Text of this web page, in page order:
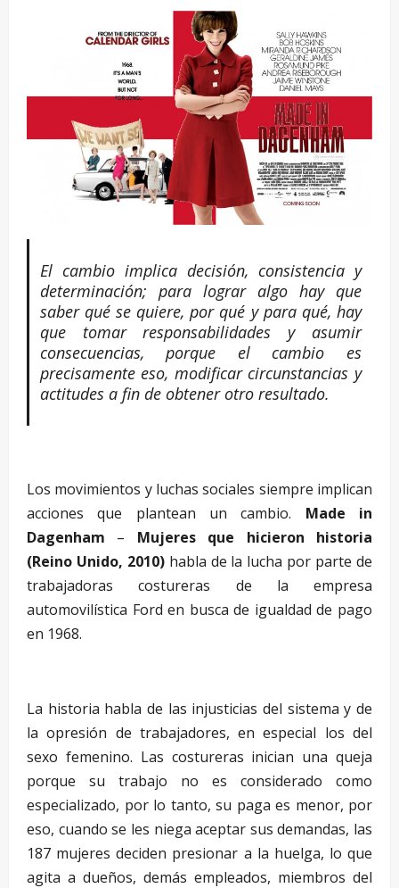
El cambio implica decisión, consistencia y
determinación; para lograr algo hay que
saber qué se quiere, por qué y para qué, hay
que tomar responsabilidades y asumir
consecuencias, porque el cambio es
precisamente eso, modificar circunstancias y
actitudes a fin de obtener otro resultado.
Los movimientos y luchas sociales siempre implican
acciones que plantean un cambio. Made in
Dagenham – Mujeres que hicieron historia
(Reino Unido, 2010)habla de la lucha por parte de
trabajadoras costureras de la empresa
automovilística Ford en busca de igualdad de pago
en 1968.
La historia habla de las injusticias del sistema y de
la opresión de trabajadores, en especial los del
sexo femenino. Las costureras inician una queja
porque su trabajo no es considerado como
especializado, por lo tanto, su paga es menor, por
eso, cuando se les niega aceptar sus demandas, las
187 mujeres deciden presionar a la huelga, lo que
agita a dueños, demás empleados, miembros del